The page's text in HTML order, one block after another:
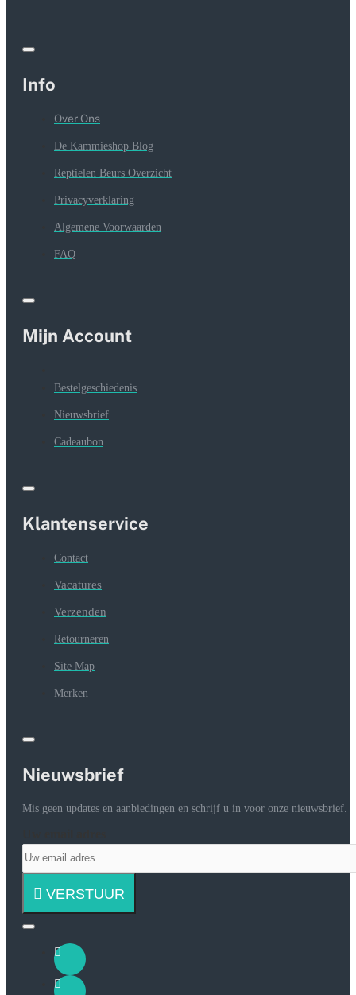
Info
Over Ons
De Kammieshop Blog
Reptielen Beurs Overzicht
Privacyverklaring
Algemene Voorwaarden
FAQ
Mijn Account
Bestelgeschiedenis
Nieuwsbrief
Cadeaubon
Klantenservice
Contact
Vacatures
Verzenden
Retourneren
Site Map
Merken
Nieuwsbrief
Mis geen updates en aanbiedingen en schrijf u in voor onze nieuwsbrief.
VERSTUUR